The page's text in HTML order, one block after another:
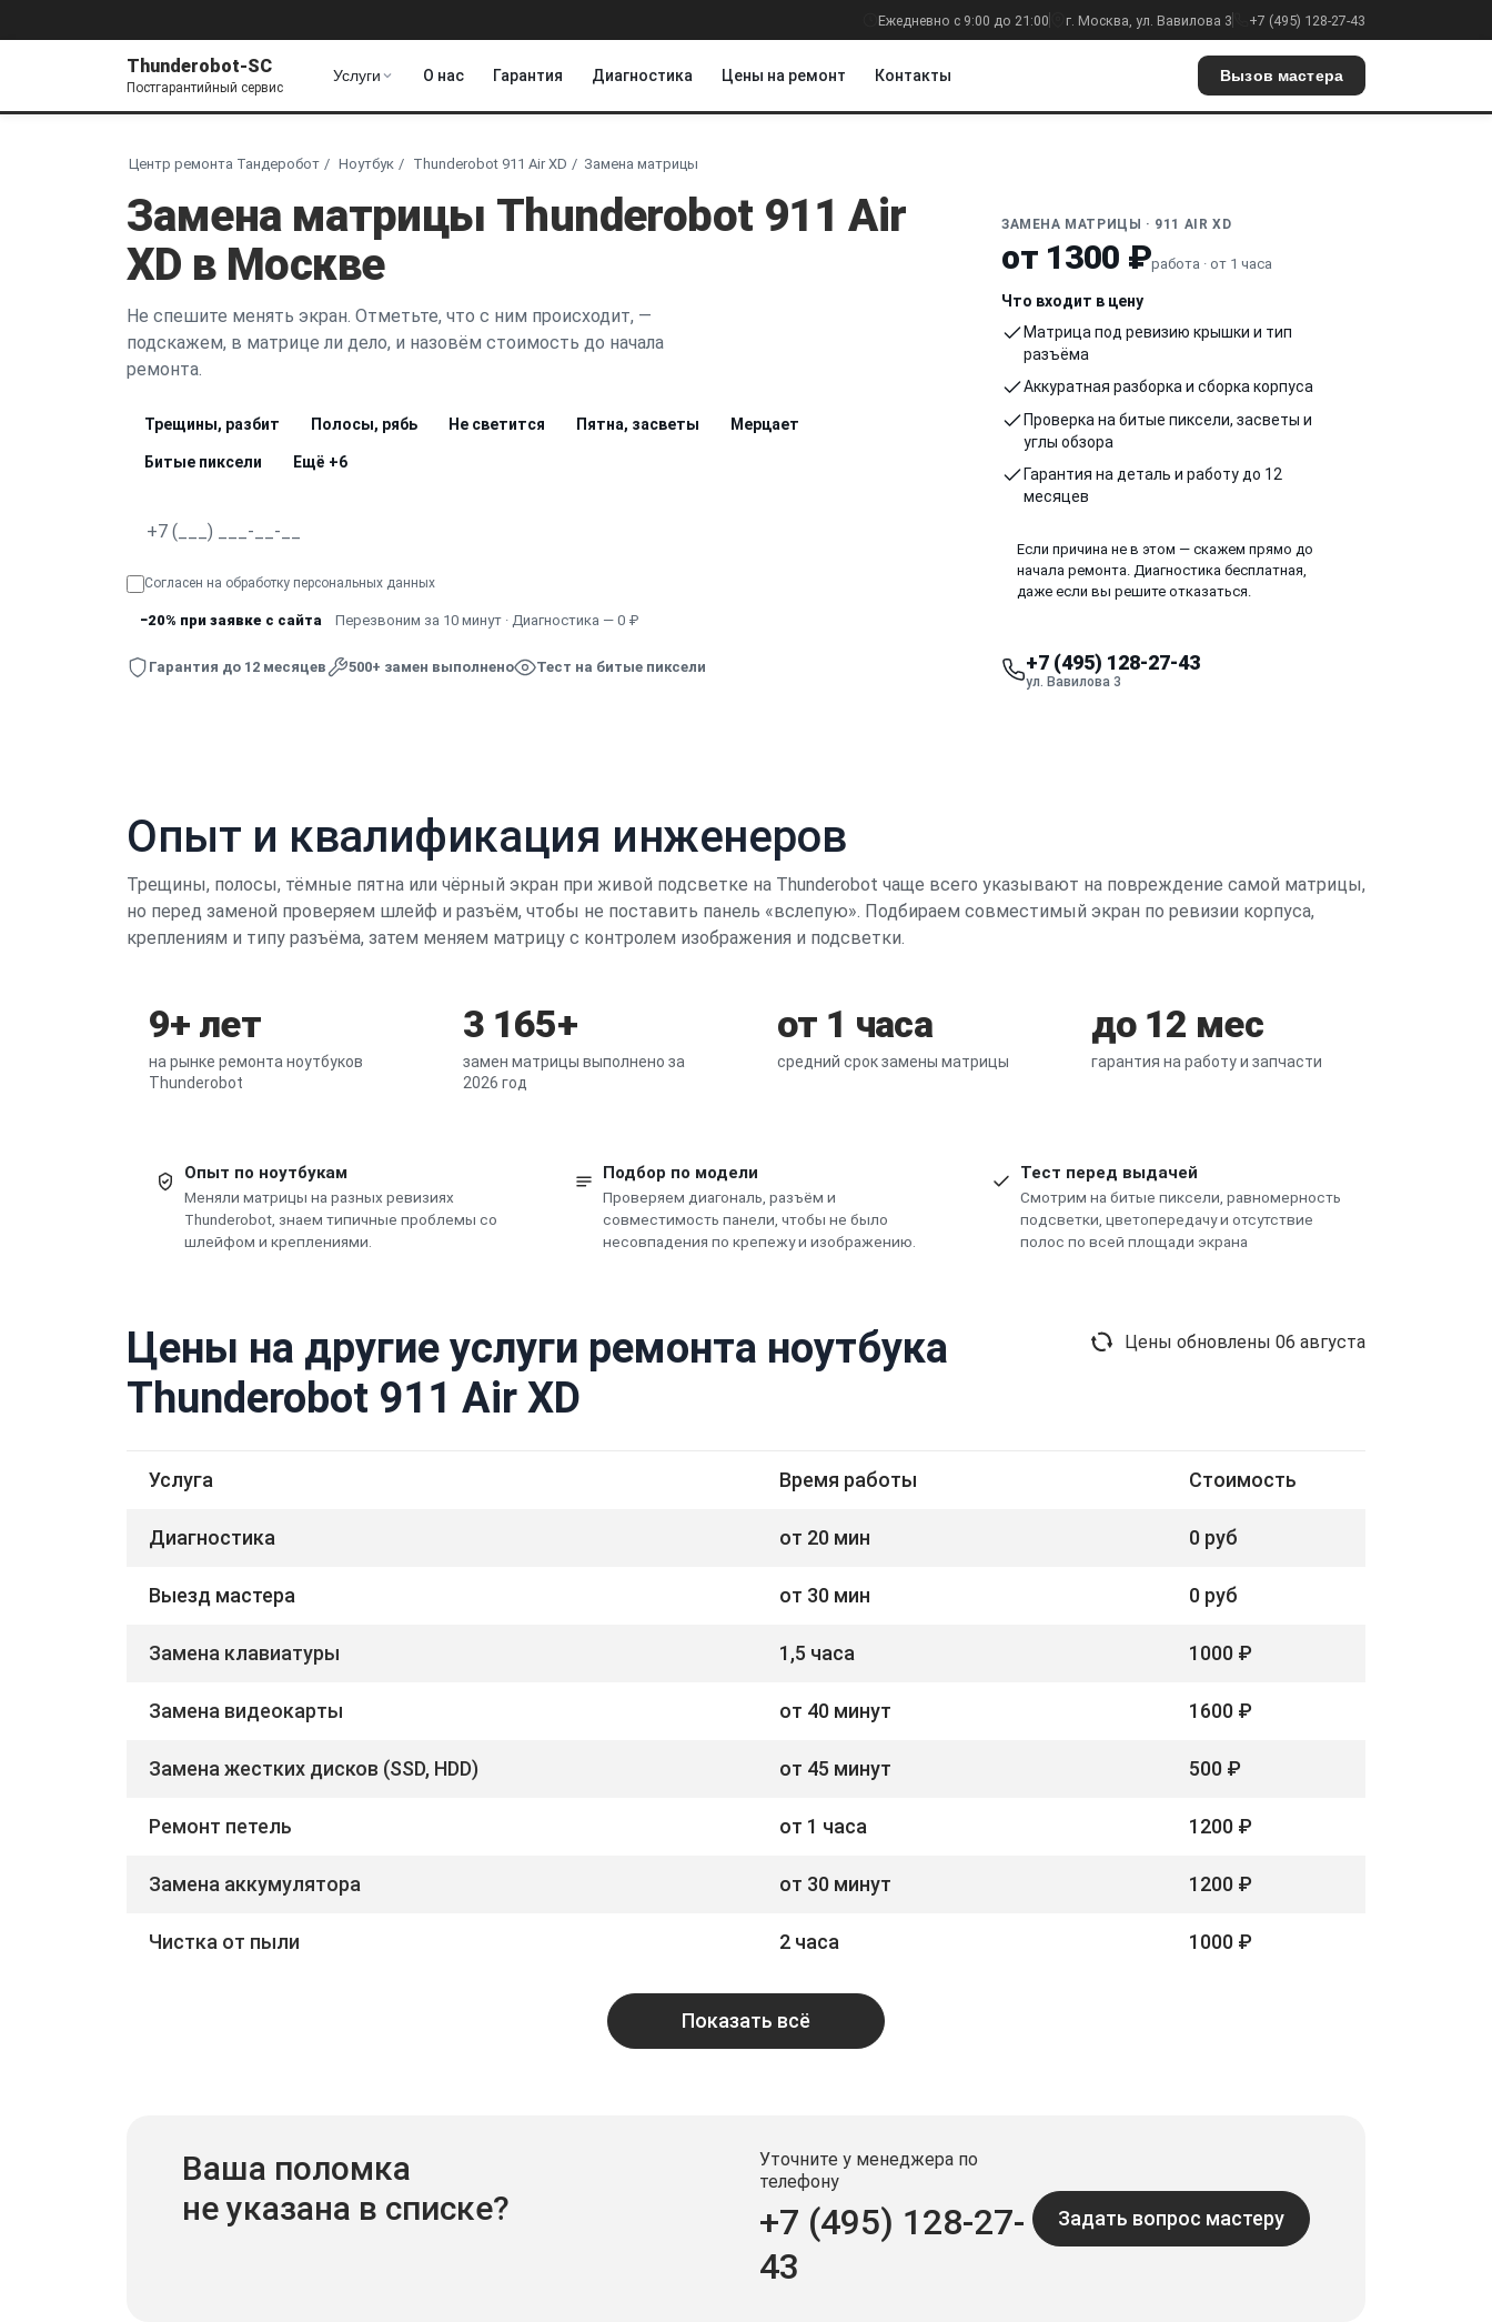
Ежедневно с 9:00 до 21:00 г. Москва, ул. Вавилова 3 +7 (495) 128-27-43
Thunderobot-SC
Постгарантийный сервис
Услуги О нас Гарантия Диагностика Цены на ремонт Контакты Вызов мастера
Центр ремонта Тандеробот Ноутбук Thunderobot 911 Air XD Замена матрицы
Замена матрицы Thunderobot 911 Air
XD в Москве
Не спешите менять экран. Отметьте, что с ним происходит, —
подскажем, в матрице ли дело, и назовём стоимость до начала
ремонта.
Трещины, разбит Полосы, рябь Не светится Пятна, засветы Мерцает
Битые пиксели Ещё +6
Согласен на обработку персональных данных
−20% при заявке с сайта Перезвоним за 10 минут · Диагностика — 0 ₽
Гарантия до 12 месяцев 500+ замен выполнено Тест на битые пиксели
ЗАМЕНА МАТРИЦЫ · 911 AIR XD
от 1300 ₽работа · от 1 часа
Что входит в цену
Матрица под ревизию крышки и тип
разъёма
Аккуратная разборка и сборка корпуса
Проверка на битые пиксели, засветы и
углы обзора
Гарантия на деталь и работу до 12
месяцев
Если причина не в этом — скажем прямо до
начала ремонта. Диагностика бесплатная,
даже если вы решите отказаться.
+7 (495) 128-27-43
ул. Вавилова 3
Опыт и квалификация инженеров
Трещины, полосы, тёмные пятна или чёрный экран при живой подсветке на Thunderobot чаще всего указывают на повреждение самой матрицы,
но перед заменой проверяем шлейф и разъём, чтобы не поставить панель «вслепую». Подбираем совместимый экран по ревизии корпуса,
креплениям и типу разъёма, затем меняем матрицу с контролем изображения и подсветки.
9+ лет
на рынке ремонта ноутбуков
Thunderobot
3 165+
замен матрицы выполнено за
2026 год
от 1 часа
средний срок замены матрицы
до 12 мес
гарантия на работу и запчасти
Опыт по ноутбукам
Меняли матрицы на разных ревизиях
Thunderobot, знаем типичные проблемы со
шлейфом и креплениями.
Подбор по модели
Проверяем диагональ, разъём и
совместимость панели, чтобы не было
несовпадения по крепежу и изображению.
Тест перед выдачей
Смотрим на битые пиксели, равномерность
подсветки, цветопередачу и отсутствие
полос по всей площади экрана
Цены на другие услуги ремонта ноутбука
Thunderobot 911 Air XD
Цены обновлены 06 августа
Услуга Время работы Стоимость
Диагностика от 20 мин 0 руб
Выезд мастера от 30 мин 0 руб
Замена клавиатуры 1,5 часа 1000 ₽
Замена видеокарты от 40 минут 1600 ₽
Замена жестких дисков (SSD, HDD) от 45 минут 500 ₽
Ремонт петель от 1 часа 1200 ₽
Замена аккумулятора от 30 минут 1200 ₽
Чистка от пыли 2 часа 1000 ₽
Показать всё
Ваша поломка
не указана в списке?
Уточните у менеджера по
телефону
+7 (495) 128-27-
43
Задать вопрос мастеру